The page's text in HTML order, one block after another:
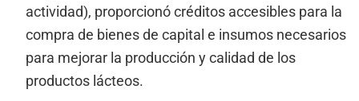
actividad), proporcionó créditos accesibles para la
compra de bienes de capital e insumos necesarios
para mejorar la producción y calidad de los
productos lácteos.